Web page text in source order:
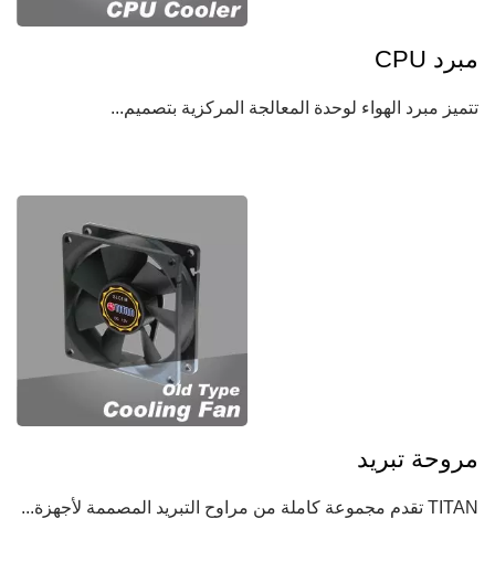
مبرد CPU
تتميز مبرد الهواء لوحدة المعالجة المركزية بتصميم...
مروحة تبريد
TITAN تقدم مجموعة كاملة من مراوح التبريد المصممة لأجهزة...